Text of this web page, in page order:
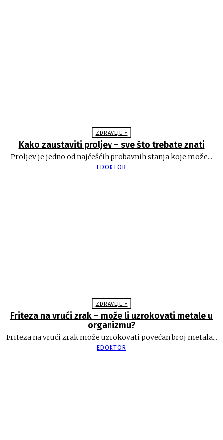
ZDRAVLJE +
Kako zaustaviti proljev – sve što trebate znati
Proljev je jedno od najčešćih probavnih stanja koje može...
EDOKTOR
ZDRAVLJE +
Friteza na vrući zrak – može li uzrokovati metale u
organizmu?
Friteza na vrući zrak može uzrokovati povećan broj metala...
EDOKTOR